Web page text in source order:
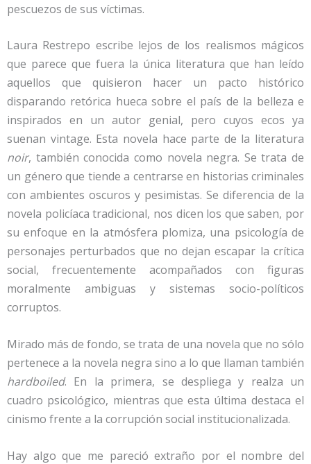
pescuezos de sus víctimas.
Laura Restrepo escribe lejos de los realismos mágicos
que parece que fuera la única literatura que han leído
aquellos que quisieron hacer un pacto histórico
disparando retórica hueca sobre el país de la belleza e
inspirados en un autor genial, pero cuyos ecos ya
suenan vintage. Esta novela hace parte de la literatura
noir, también conocida como novela negra. Se trata de
un género que tiende a centrarse en historias criminales
con ambientes oscuros y pesimistas. Se diferencia de la
novela policíaca tradicional, nos dicen los que saben, por
su enfoque en la atmósfera plomiza, una psicología de
personajes perturbados que no dejan escapar la crítica
social, frecuentemente acompañados con figuras
moralmente ambiguas y sistemas socio-políticos
corruptos.
Mirado más de fondo, se trata de una novela que no sólo
pertenece a la novela negra sino a lo que llaman también
hardboiled. En la primera, se despliega y realza un
cuadro psicológico, mientras que esta última destaca el
cinismo frente a la corrupción social institucionalizada.
Hay algo que me pareció extraño por el nombre del